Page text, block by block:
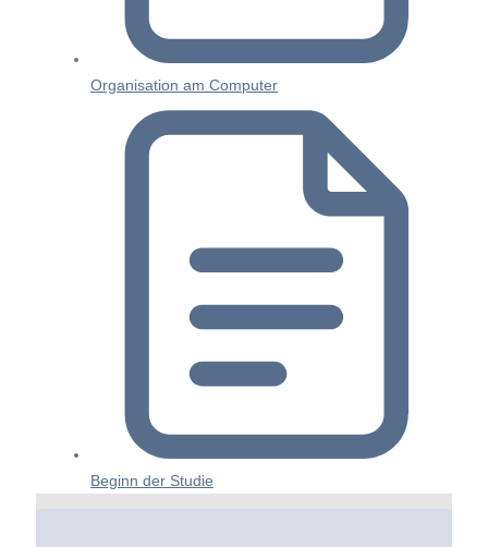
Organisation am Computer
Beginn der Studie